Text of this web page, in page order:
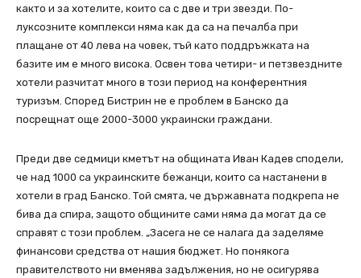
както и за хотелите, които са с две и три звезди. По-
луксозните комплекси няма как да са на печалба при
плащане от 40 лева на човек, тъй като поддръжката на
базите им е много висока. Освен това четири- и петзвездните
хотели разчитат много в този период на конферентния
туризъм. Според Бистрин не е проблем в Банско да
посрещнат още 2000-3000 украински граждани.
Преди две седмици кметът на общината Иван Кадев сподели,
че над 1000 са украинските бежанци, които са настанени в
хотели в град Банско. Той смята, че държавната подкрепа не
бива да спира, защото общините сами няма да могат да се
справят с този проблем. „Засега не се налага да заделяме
финансови средства от нашия бюджет. Но понякога
правителството ни вменява задължения, но не осигурява